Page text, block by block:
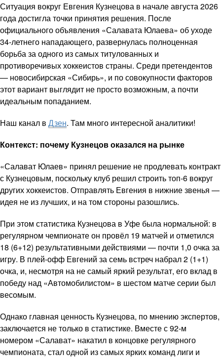
Ситуация вокруг Евгения Кузнецова в начале августа 2026
года достигла точки принятия решения. После
официального объявления «Салавата Юлаева» об уходе
34-летнего нападающего, развернулась полноценная
борьба за одного из самых титулованных и
противоречивых хоккеистов страны. Среди претендентов
— новосибирская «Сибирь», и по совокупности факторов
этот вариант выглядит не просто возможным, а почти
идеальным попаданием.
Наш канал в Дзен. Там много интересной аналитики!
Контекст: почему Кузнецов оказался на рынке
«Салават Юлаев» принял решение не продлевать контракт
с Кузнецовым, поскольку клуб решил строить топ-6 вокруг
других хоккеистов. Отправлять Евгения в нижние звенья —
идея не из лучших, и на том стороны разошлись.
При этом статистика Кузнецова в Уфе была нормальной: в
регулярном чемпионате он провёл 19 матчей и отметился
18 (6+12) результативными действиями — почти 1,0 очка за
игру. В плей-офф Евгений за семь встреч набрал 2 (1+1)
очка, и, несмотря на не самый яркий результат, его вклад в
победу над «Автомобилистом» в шестом матче серии был
весомым.
Однако главная ценность Кузнецова, по мнению экспертов,
заключается не только в статистике. Вместе с 92-м
номером «Салават» накатил в концовке регулярного
чемпионата, стал одной из самых ярких команд лиги и